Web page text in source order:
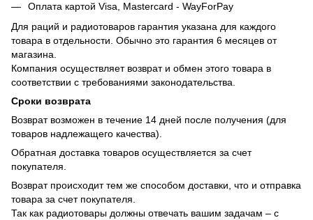
Оплата картой Visa, Mastercard - WayForPay
Для раций и радиотоваров гарантия указана для каждого
товара в отдельности. Обычно это гарантия 6 месяцев от
магазина.
Компания осуществляет возврат и обмен этого товара в
соответствии с требованиями законодательства.
Сроки возврата
Возврат возможен в течение 14 дней после получения (для
товаров надлежащего качества).
Обратная доставка товаров осуществляется за счет
покупателя.
Возврат происходит тем же способом доставки, что и отправка
товара за счет покупателя.
Так как радиотовары должны отвечать вашим задачам – с